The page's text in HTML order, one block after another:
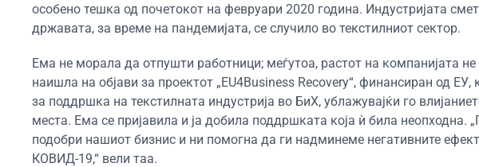
особено тешка од почетокот на февруари 2020 година. Индустријата
државата, за време на пандемијата, се случило во текстилниот сектор.
Ема не морала да отпушти работници; меѓутоа, растот на компанијата
наишла на објави за проектот „EU4Business Recovery“, финансиран од
за поддршка на текстилната индустрија во БиХ, ублажувајќи го
места. Ема се пријавила и ја добила поддршката која ѝ била неопходна.
подобри нашиот бизнис и ни помогна да ги надминеме негативните
КОВИД-19,“ вели таа.